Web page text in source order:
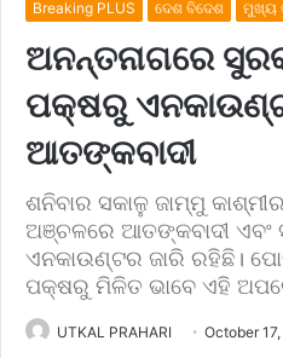
Breaking PLUS ଦେଶ ବିଦେଶ ମୁଖ୍ୟ
ଅନନ୍ତନାଗରେ
ପକ୍ଷରୁ
ଆତଙ୍କବାଦୀ
ଶନିବାର ସକାଳୁ ଜାମ୍ମୁ
ଅଞ୍ଚଳରେ ଆତଙ୍କବାଦୀ ଏବଂ
ଏନକାଉଣ୍ଟର ଜାରି ରହିଛି।
ପକ୍ଷରୁ ମିଳିତ ଭାବେ ଏହି
UTKAL PRAHARI October